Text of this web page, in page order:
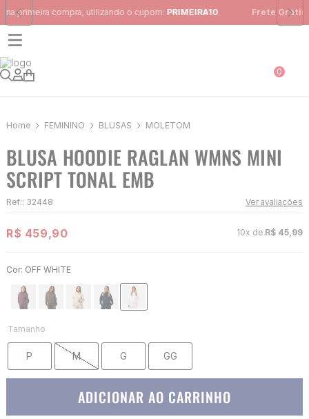
Frete Grátispara região Sudeste em pedidos acima de R$ 399,00
0
FEMININO BLUSAS MOLETOM
BLUSA HOODIE RAGLAN WMNS MINI
SCRIPT TONAL EMB
Ref:: 32448 Ver avaliações
R$ 459,90 10x de R$ 45 99
Cor: OFF WHITE
Tamanho
P M G GG
ADICIONAR AO CARRINHO